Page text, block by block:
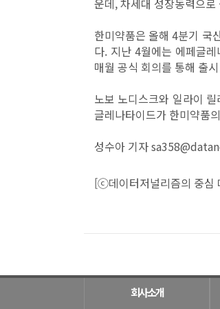
운데, 차세대 성장동력으
한미약품은 올해 4분기 국
다. 지난 4월에는 에페글
매월 공식 회의를 통해 출
노보 노디스크와 일라이
글레나타이드가 한미약품
성수아 기자
[ⓒ데이터저널리즘의 중심
회사소개